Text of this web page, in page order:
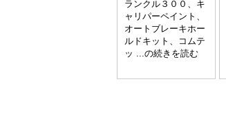
ランクル３００、キ
ャリパーペイント、
オートブレーキホー
ルドキット、コムテ
ッ ...の続きを読む